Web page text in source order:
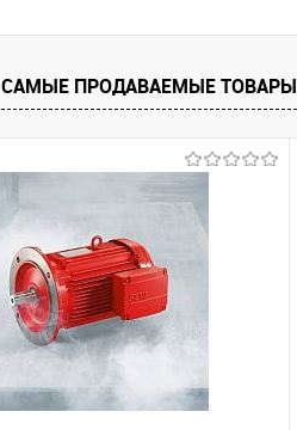
К сравнению
Под заказ
Купить в 1 клик
В избранное
САМЫЕ ПРОДАВАЕМЫЕ ТОВАРЫ